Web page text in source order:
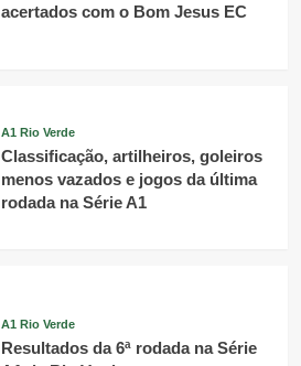
acertados com o Bom Jesus EC
A1 Rio Verde
Classificação, artilheiros, goleiros
menos vazados e jogos da última
rodada na Série A1
A1 Rio Verde
Resultados da 6ª rodada na Série